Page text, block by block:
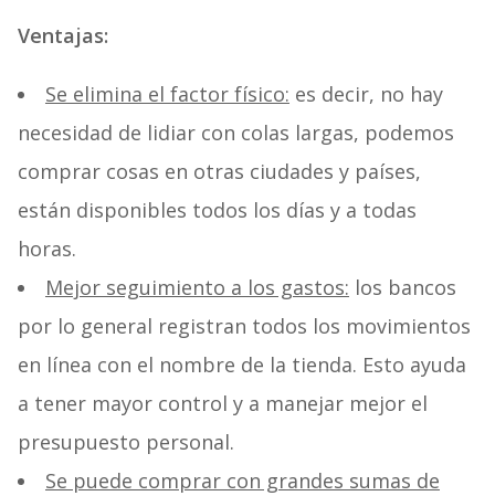
Ventajas:
Se elimina el factor físico: es decir, no hay
necesidad de lidiar con colas largas, podemos
comprar cosas en otras ciudades y países,
están disponibles todos los días y a todas
horas.
Mejor seguimiento a los gastos: los bancos
por lo general registran todos los movimientos
en línea con el nombre de la tienda. Esto ayuda
a tener mayor control y a manejar mejor el
presupuesto personal.
Se puede comprar con grandes sumas de